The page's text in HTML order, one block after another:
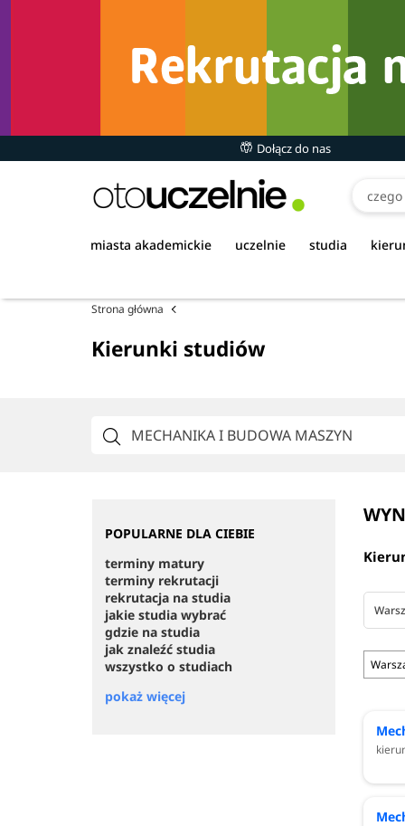
Dołącz do nas
miasta akademickie uczelnie studia
Strona główna
Kierunki studiów
POPULARNE DLA CIEBIE
terminy matury
terminy rekrutacji
rekrutacja na studia
jakie studia wybrać
gdzie na studia
jak znaleźć studia
wszystko o studiach
pokaż więcej